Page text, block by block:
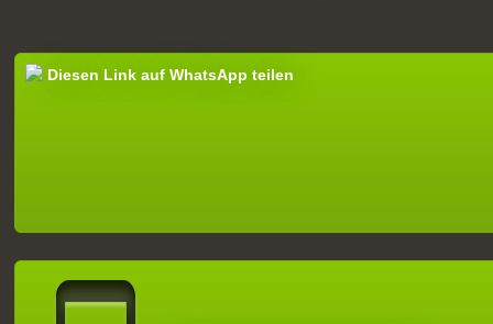
Diesen Link auf WhatsApp teilen